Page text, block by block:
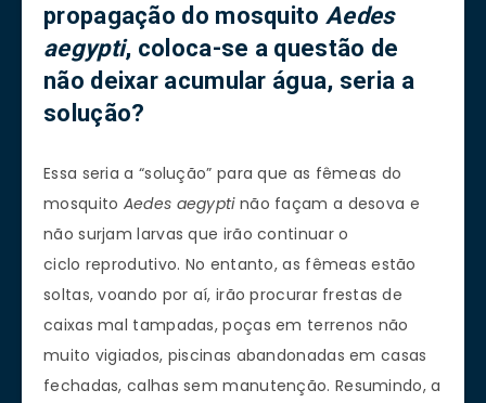
propagação do mosquito Aedes
aegypti, coloca-se a questão de
não deixar acumular água, seria a
solução?
Essa seria a “solução” para que as fêmeas do
mosquito Aedes aegyptinão façam a desova e
não surjam larvas que irão continuar o
ciclo reprodutivo. No entanto, as fêmeas estão
soltas, voando por aí, irão procurar frestas de
caixas mal tampadas, poças em terrenos não
muito vigiados, piscinas abandonadas em casas
fechadas, calhas sem manutenção. Resumindo, a